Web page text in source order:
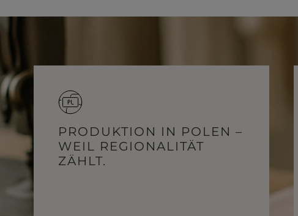
PRODUKTION IN POLEN –
WEIL REGIONALITÄT
ZÄHLT.